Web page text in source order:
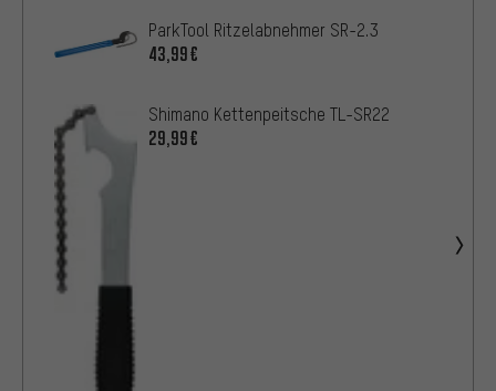
ParkTool Ritzelabnehmer SR-2.3
43,99€
Shimano Kettenpeitsche TL-SR22
29,99€